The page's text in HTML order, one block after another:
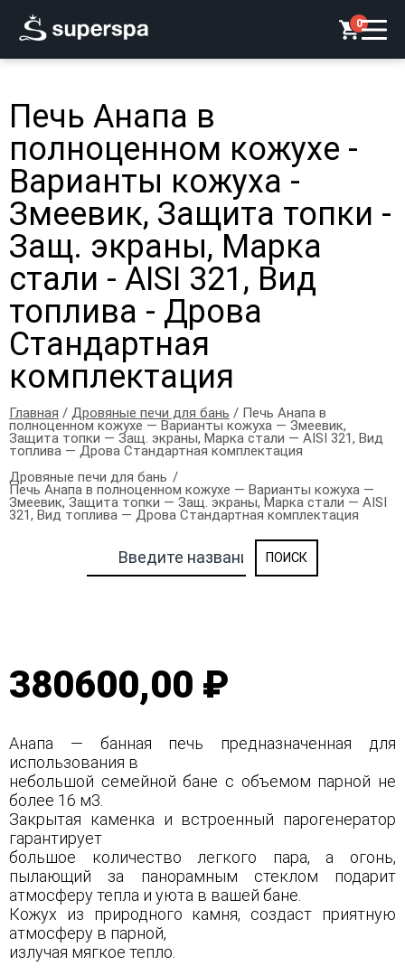
0
Печь Анапа в
полноценном кожухе -
Варианты кожуха -
Змеевик, Защита топки -
Защ. экраны, Марка
стали - AISI 321, Вид
топлива - Дрова
Стандартная
комплектация
Главная / Дровяные печи для бань / Печь Анапа в
полноценном кожухе — Варианты кожуха — Змеевик,
Защита топки — Защ. экраны, Марка стали — AISI 321, Вид
топлива — Дрова Стандартная комплектация
Дровяные печи для бань
Печь Анапа в полноценном кожухе — Варианты кожуха —
Змеевик, Защита топки — Защ. экраны, Марка стали — AISI
321, Вид топлива — Дрова Стандартная комплектация
380600,00 ₽
Анапа — банная печь предназначенная для
использования в
небольшой семейной бане с объемом парной не
более 16 м3.
Закрытая каменка и встроенный парогенератор
гарантирует
большое количество легкого пара, а огонь,
пылающий за панорамным стеклом подарит
атмосферу тепла и уюта в вашей бане.
Кожух из природного камня, создаст приятную
атмосферу в парной,
излучая мягкое тепло.